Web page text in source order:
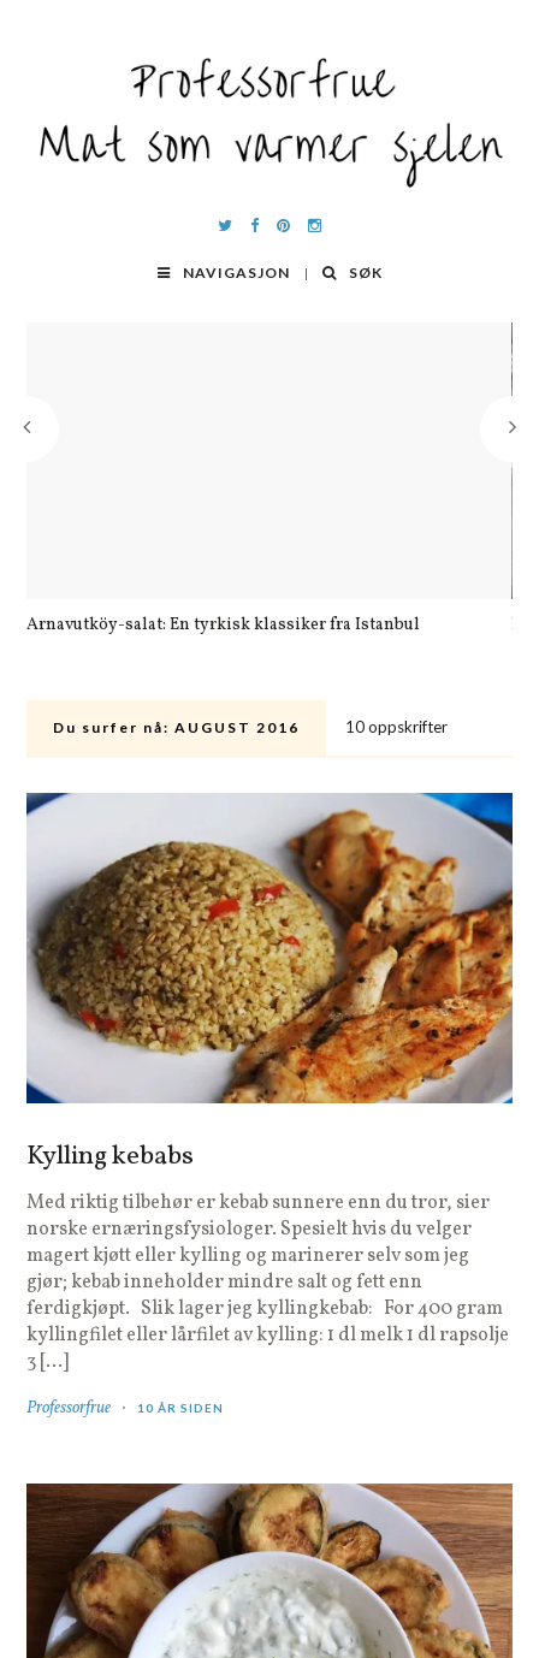
NAVIGASJON SØK
Arnavutköy-salat: En tyrkisk klassiker fra Istanbul
Du surfer nå: AUGUST 2016 10 oppskrifter
Kylling kebabs
Med riktig tilbehør er kebab sunnere enn du tror, sier
norske ernæringsfysiologer. Spesielt hvis du velger
magert kjøtt eller kylling og marinerer selv som jeg
gjør; kebab inneholder mindre salt og fett enn
ferdigkjøpt. Slik lager jeg kyllingkebab: For 400 gram
kyllingfilet eller lårfilet av kylling: 1 dl melk 1 dl rapsolje
3 […]
Professorfrue 10 ÅR SIDEN